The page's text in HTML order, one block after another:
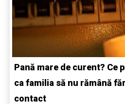
Pană mare de curent? Ce
ca familia să nu rămână
contact